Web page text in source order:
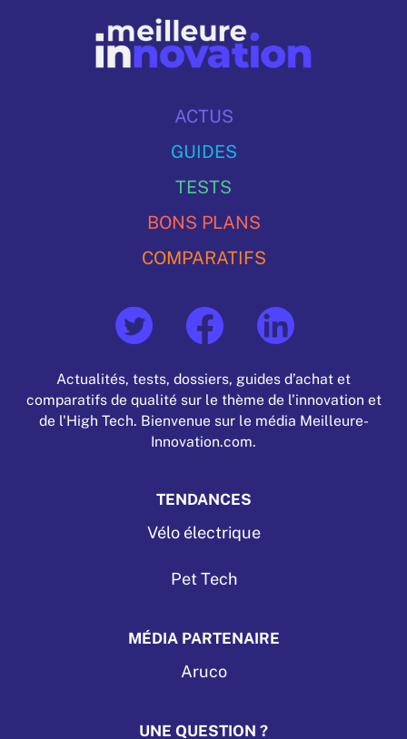
ACTUS
GUIDES
TESTS
BONS PLANS
COMPARATIFS
Actualités, tests, dossiers, guides d’achat et
comparatifs de qualité sur le thème de l’innovation et
de l'High Tech. Bienvenue sur le média Meilleure-
Innovation.com.
TENDANCES
Vélo électrique
Pet Tech
MÉDIA PARTENAIRE
Aruco
UNE QUESTION ?